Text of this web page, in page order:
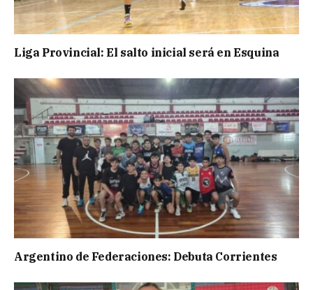
Liga Provincial: El salto inicial será en Esquina
Argentino de Federaciones: Debuta Corrientes